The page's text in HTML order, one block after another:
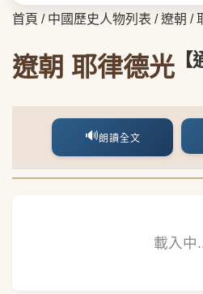
首頁 / 中國歷史人物列表 / 遼朝 /
遼朝 耶律德光 【
🔊朗讀全文
載入中